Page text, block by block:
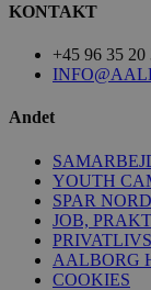
KONTAKT
+45 96 35 20
Andet
YOUTH
SPAR
JOB,
AALBORG
COOKIES